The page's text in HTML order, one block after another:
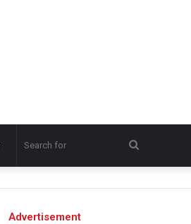
Search
for
Advertisement